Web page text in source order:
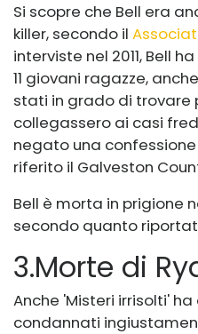
Si scopre che Bell era
killer, secondo il
interviste nel 2011, Bell
11 giovani ragazze,
stati in grado di trovare
collegassero ai casi
negato una
riferito il Galveston
Bell è morta in prigione
secondo quanto
3.Morte di
Anche 'Misteri irrisolti'
condannati